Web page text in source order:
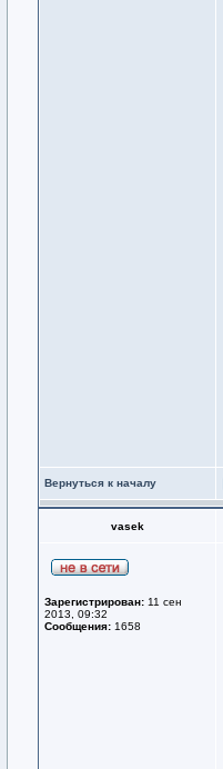
Вернуться к началу
vasek
Зарегистрирован: 11 сен
2013, 09:32
Сообщения: 1658